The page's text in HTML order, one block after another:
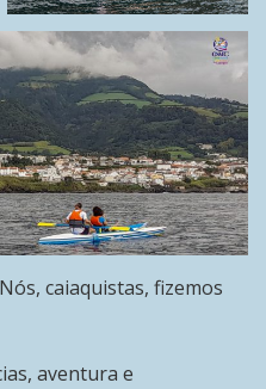
caiaquistas, fizemos
aventura e